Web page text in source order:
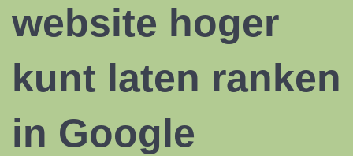
website hoger
kunt laten ranken
in Google